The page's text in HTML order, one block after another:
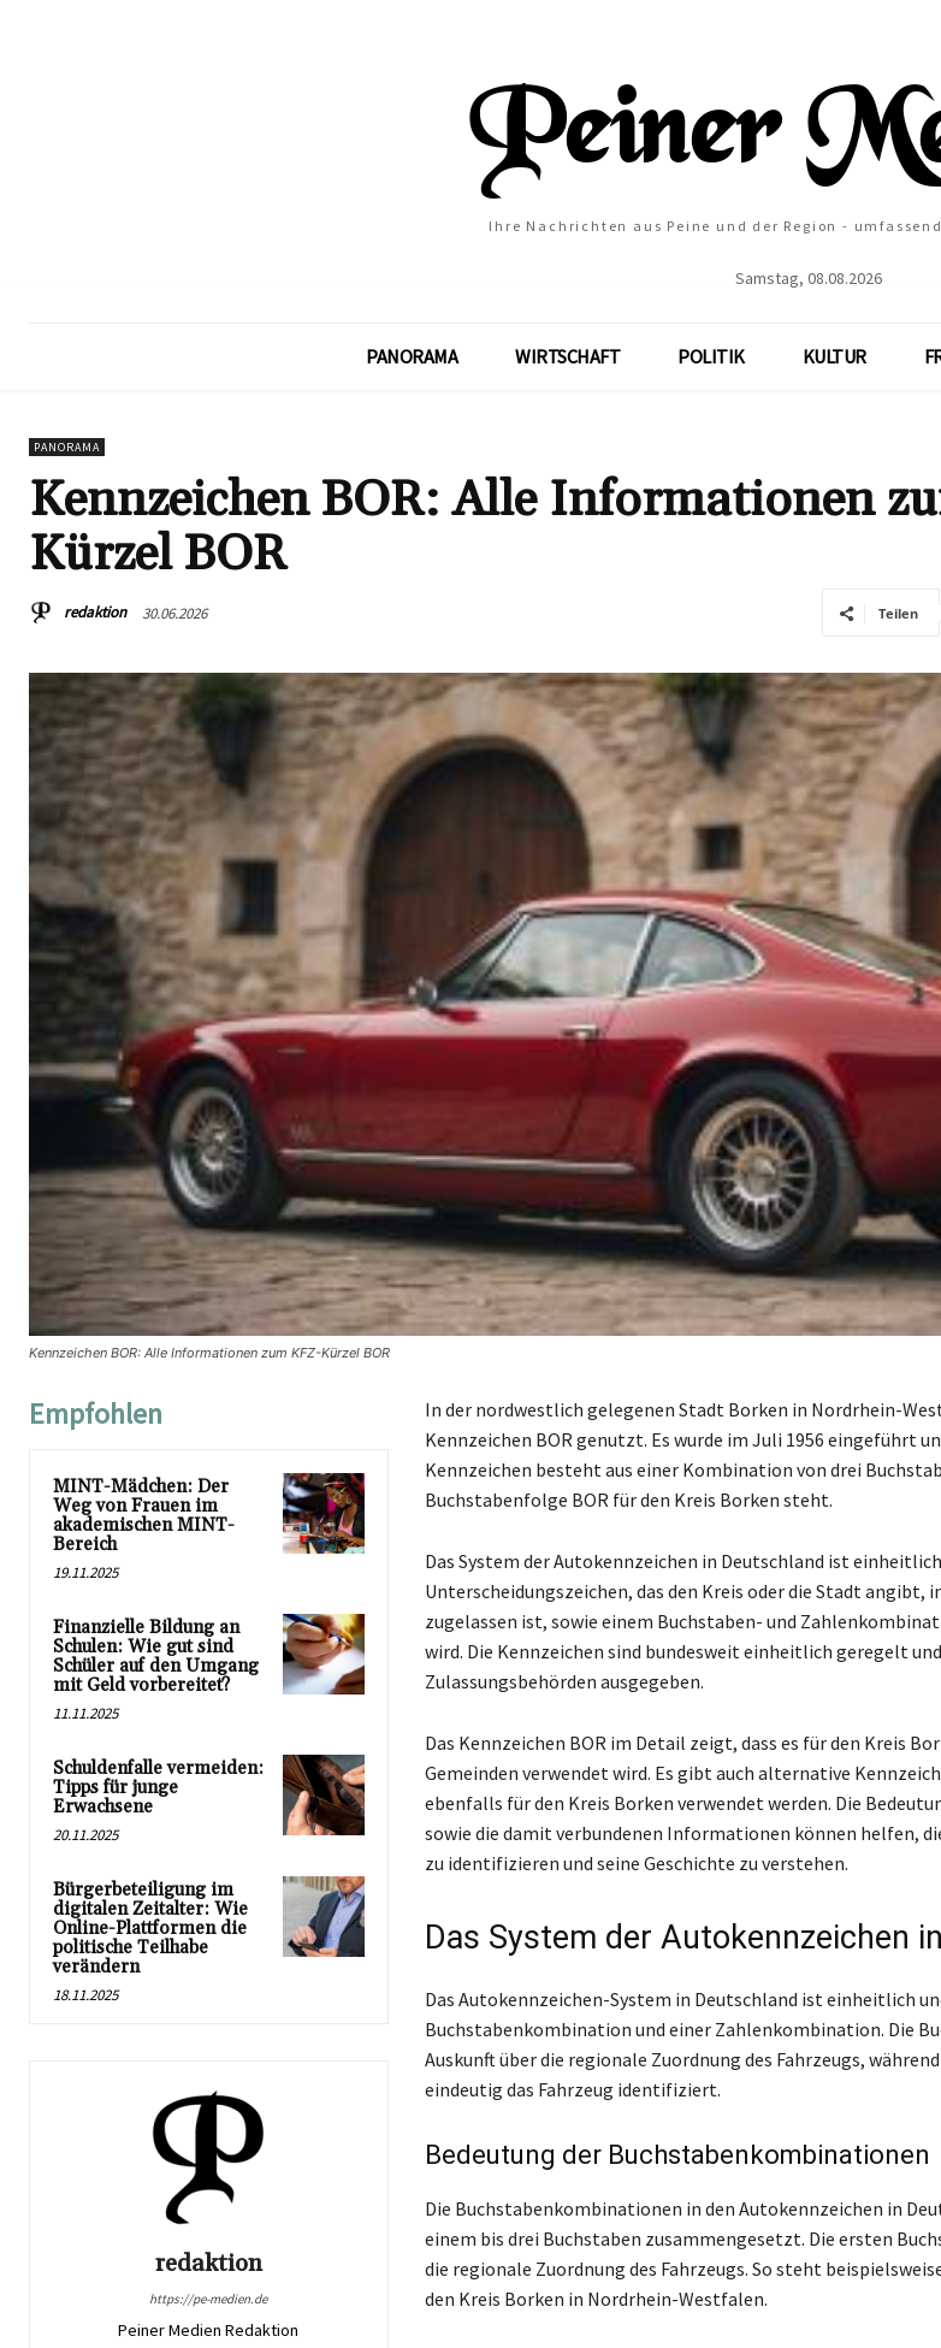
Ihre Nachrichten aus Peine und der Region -
Samstag, 08.08.2026
PANORAMA WIRTSCHAFT POLITIK KULTUR
PANORAMA
Kennzeichen BOR: Alle Informationen
Kürzel BOR
redaktion 30.06.2026 Teilen
Kennzeichen BOR: Alle Informationen zum KFZ-Kürzel BOR
Empfohlen
MINT-Mädchen: Der
Weg von Frauen im
akademischen MINT-
Bereich
19.11.2025
Finanzielle Bildung an
Schulen: Wie gut sind
Schüler auf den Umgang
mit Geld vorbereitet?
11.11.2025
Schuldenfalle vermeiden:
Tipps für junge
Erwachsene
20.11.2025
Bürgerbeteiligung im
digitalen Zeitalter: Wie
Online-Plattformen die
politische Teilhabe
verändern
18.11.2025
redaktion
https://pe-medien.de
Peiner Medien Redaktion
In der nordwestlich gelegenen Stadt Borken in Nordrhein-
Kennzeichen BOR genutzt. Es wurde im Juli 1956 eingeführt
Kennzeichen besteht aus einer Kombination von drei
Buchstabenfolge BOR für den Kreis Borken steht.
Das System der Autokennzeichen in Deutschland ist
Unterscheidungszeichen, das den Kreis oder die Stadt angibt,
zugelassen ist, sowie einem Buchstaben- und
wird. Die Kennzeichen sind bundesweit einheitlich geregelt
Zulassungsbehörden ausgegeben.
Das Kennzeichen BOR im Detail zeigt, dass es für den Kreis
Gemeinden verwendet wird. Es gibt auch alternative
ebenfalls für den Kreis Borken verwendet werden. Die
sowie die damit verbundenen Informationen können helfen,
zu identifizieren und seine Geschichte zu verstehen.
Das System der Autokennzeichen
Das Autokennzeichen-System in Deutschland ist einheitlich
Buchstabenkombination und einer Zahlenkombination. Die
Auskunft über die regionale Zuordnung des Fahrzeugs,
eindeutig das Fahrzeug identifiziert.
Bedeutung der Buchstabenkombinationen
Die Buchstabenkombinationen in den Autokennzeichen in
einem bis drei Buchstaben zusammengesetzt. Die ersten
die regionale Zuordnung des Fahrzeugs. So steht
den Kreis Borken in Nordrhein-Westfalen.